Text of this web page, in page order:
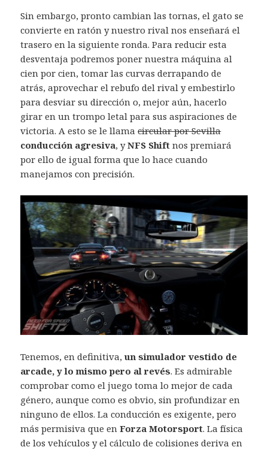
Sin embargo, pronto cambian las tornas, el gato se
convierte en ratón y nuestro rival nos enseñará el
trasero en la siguiente ronda. Para reducir esta
desventaja podremos poner nuestra máquina al
cien por cien, tomar las curvas derrapando de
atrás, aprovechar el rebufo del rival y embestirlo
para desviar su dirección o, mejor aún, hacerlo
girar en un trompo letal para sus aspiraciones de
victoria. A esto se le llamacircular por Sevilla
conducción agresiva, yNFS Shift nos premiará
por ello de igual forma que lo hace cuando
manejamos con precisión.
Tenemos, en definitiva,un simulador vestido de
arcade, y lo mismo pero al revés. Es admirable
comprobar como el juego toma lo mejor de cada
género, aunque como es obvio, sin profundizar en
ninguno de ellos. La conducción es exigente, pero
más permisiva que enForza Motorsport. La física
de los vehículos y el cálculo de colisiones deriva en